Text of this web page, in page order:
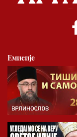
*најважније
Емисије